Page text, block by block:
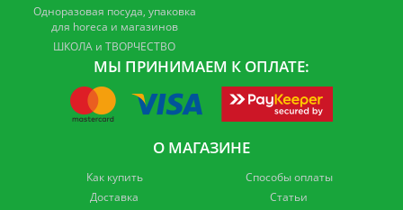
Одноразовая посуда, упаковка
для horeca и магазинов
ШКОЛА и ТВОРЧЕСТВО
МЫ ПРИНИМАЕМ К ОПЛАТЕ:
О МАГАЗИНЕ
Как купить
Доставка
Способы оплаты
Статьи